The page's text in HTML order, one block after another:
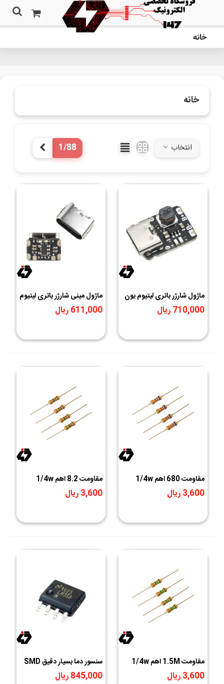
خانه
خانه
انتخاب 1/88 بعدی
ماژول شارژر باتری لیتیوم یون
Type-C مدل LX-LBC3
710,000 ریال
ماژول مینی شارژر باتری لیتیوم
611,000 ریال
مقاومت 680 اهم 1/4w
3,600 ریال
مقاومت 8.2 اهم 1/4w
3,600 ریال
مقاومت 1.5M اهم 1/4w
3,600 ریال
سنسور دما بسیار دقیق SMD
LM35DM
845,000 ریال